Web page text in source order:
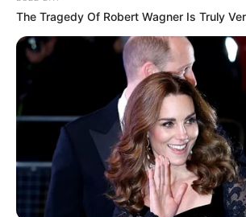
The Tragedy Of Robert Wagner Is Truly